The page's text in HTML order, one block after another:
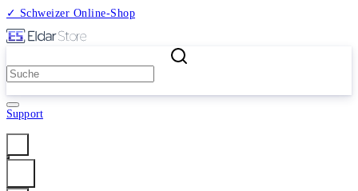
✓ Schweizer Online-Shop
Support